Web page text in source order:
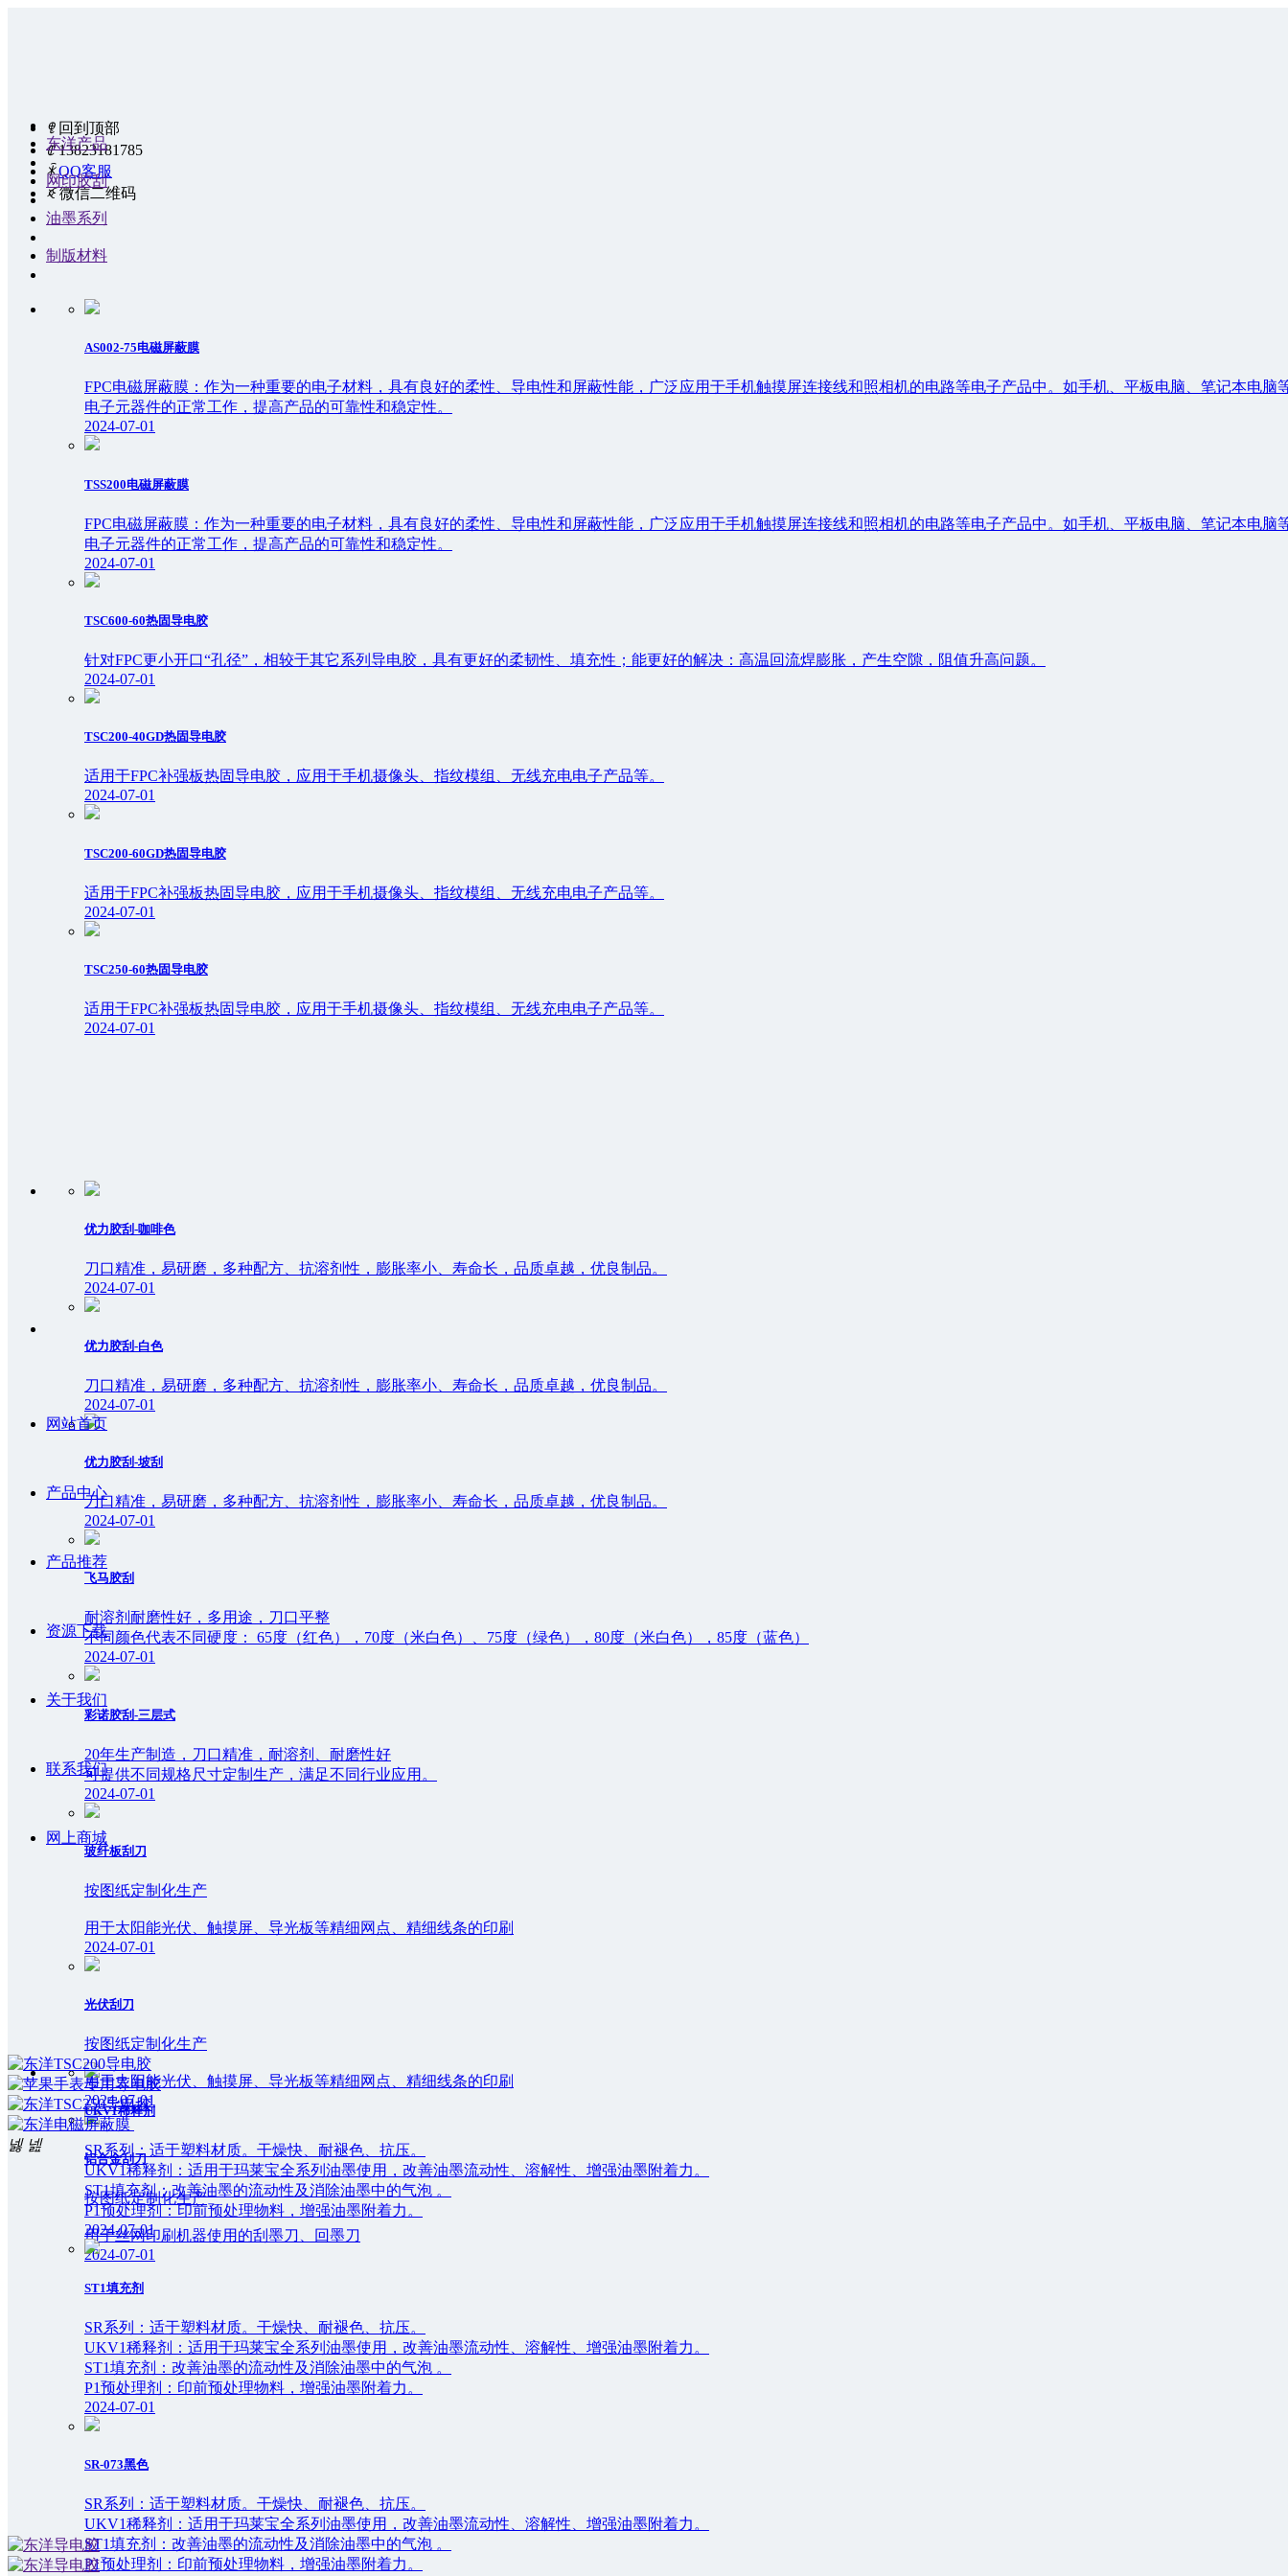
ꁸ 回到顶部
ꂅ 13823181785
ꁗ QQ客服
ꀥ 微信二维码
东洋产品
网印胶刮
油墨系列
制版材料
AS002-75电磁屏蔽膜
FPC电磁屏蔽膜：作为一种重要的电子材料，具有良好的柔性、导电性和屏蔽性能，广泛应用于手机触摸屏连接线和照相机的电路等电子产品中。如手机、平板电脑、笔记本电脑
电子元器件的正常工作，提高产品的可靠性和稳定性。
2024-07-01
TSS200电磁屏蔽膜
FPC电磁屏蔽膜：作为一种重要的电子材料，具有良好的柔性、导电性和屏蔽性能，广泛应用于手机触摸屏连接线和照相机的电路等电子产品中。如手机、平板电脑、笔记本电脑
电子元器件的正常工作，提高产品的可靠性和稳定性。
2024-07-01
TSC600-60热固导电胶
针对FPC更小开口“孔径”，相较于其它系列导电胶，具有更好的柔韧性、填充性；能更好的解决：高温回流焊膨胀，产生空隙，阻值升高问题。
2024-07-01
TSC200-40GD热固导电胶
适用于FPC补强板热固导电胶，应用于手机摄像头、指纹模组、无线充电电子产品等。
2024-07-01
TSC200-60GD热固导电胶
适用于FPC补强板热固导电胶，应用于手机摄像头、指纹模组、无线充电电子产品等。
2024-07-01
TSC250-60热固导电胶
适用于FPC补强板热固导电胶，应用于手机摄像头、指纹模组、无线充电电子产品等。
2024-07-01
优力胶刮-咖啡色
刀口精准，易研磨，多种配方、抗溶剂性，膨胀率小、寿命长，品质卓越，优良制品。
2024-07-01
优力胶刮-白色
刀口精准，易研磨，多种配方、抗溶剂性，膨胀率小、寿命长，品质卓越，优良制品。
2024-07-01
优力胶刮-坡刮
刀口精准，易研磨，多种配方、抗溶剂性，膨胀率小、寿命长，品质卓越，优良制品。
2024-07-01
飞马胶刮
耐溶剂耐磨性好，多用途，刀口平整
不同颜色代表不同硬度： 65度（红色），70度（米白色）、75度（绿色），80度（米白色），85度（蓝色）
2024-07-01
彩诺胶刮-三层式
20年生产制造，刀口精准，耐溶剂、耐磨性好
可提供不同规格尺寸定制生产，满足不同行业应用。
2024-07-01
玻纤板刮刀
按图纸定制化生产
用于太阳能光伏、触摸屏、导光板等精细网点、精细线条的印刷
2024-07-01
光伏刮刀
按图纸定制化生产
用于太阳能光伏、触摸屏、导光板等精细网点、精细线条的印刷
2024-07-01
铝合金刮刀
按图纸定制化生产
用于丝网印刷机器使用的刮墨刀、回墨刀
2024-07-01
UKV1稀释剂
SR系列：适于塑料材质。干燥快、耐褪色、抗压。
UKV1稀释剂：适用于玛莱宝全系列油墨使用，改善油墨流动性、溶解性、增强油墨附着力。
ST1填充剂：改善油墨的流动性及消除油墨中的气泡 。
P1预处理剂：印前预处理物料，增强油墨附着力。
2024-07-01
ST1填充剂
SR系列：适于塑料材质。干燥快、耐褪色、抗压。
UKV1稀释剂：适用于玛莱宝全系列油墨使用，改善油墨流动性、溶解性、增强油墨附着力。
ST1填充剂：改善油墨的流动性及消除油墨中的气泡 。
P1预处理剂：印前预处理物料，增强油墨附着力。
2024-07-01
SR-073黑色
SR系列：适于塑料材质。干燥快、耐褪色、抗压。
UKV1稀释剂：适用于玛莱宝全系列油墨使用，改善油墨流动性、溶解性、增强油墨附着力。
ST1填充剂：改善油墨的流动性及消除油墨中的气泡 。
P1预处理剂：印前预处理物料，增强油墨附着力。
网站首页
产品中心
产品推荐
资源下载
关于我们
联系我们
网上商城
넳 넲